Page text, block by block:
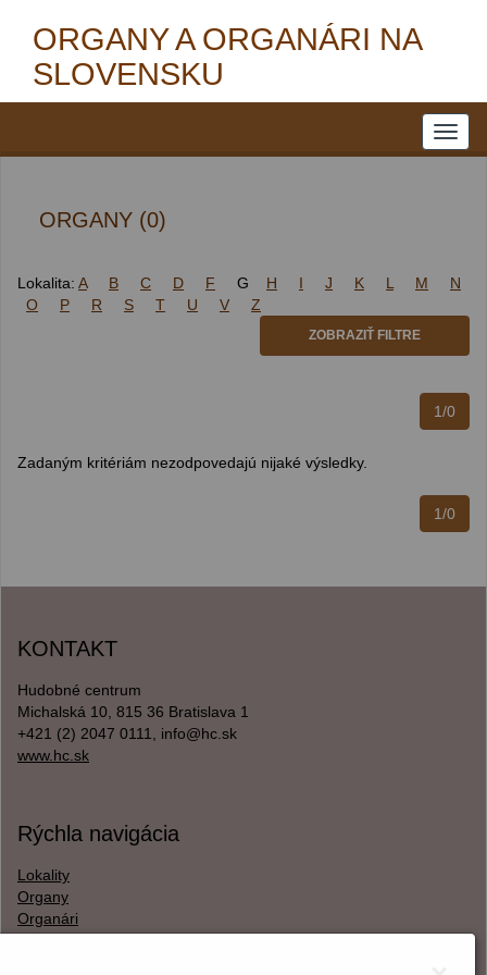
ORGANY A ORGANÁRI NA
SLOVENSKU
ORGANY (0)
Lokalita: A B C D F G H I J K L M
N
O
P R S T U V Z
ZOBRAZIŤ FILTRE
1/0
Zadaným kritériám nezodpovedajú nijaké výsledky.
1/0
KONTAKT
Hudobné centrum
Michalská 10, 815 36 Bratislava 1
+421 (2) 2047 0111, info@hc.sk
www.hc.sk
Rýchla navigácia
Lokality
Organy
Organári